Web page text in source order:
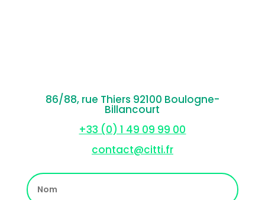
86/88, rue Thiers 92100 Boulogne-
Billancourt
+33 (0) 1 49 09 99 00
contact@citti.fr